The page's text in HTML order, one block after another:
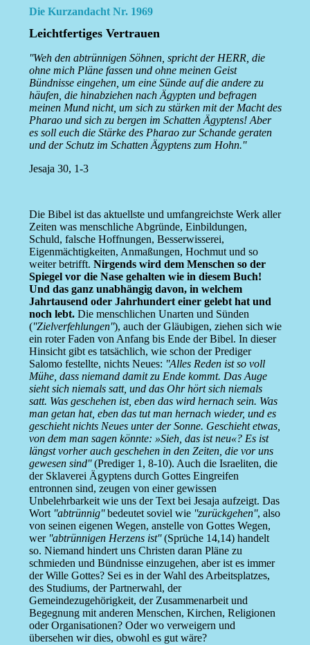
Die Kurzandacht Nr. 1969
Leichtfertiges Vertrauen
''Weh den abtrünnigen Söhnen, spricht der HERR, die
ohne mich Pläne fassen und ohne meinen Geist
Bündnisse eingehen, um eine Sünde auf die andere zu
häufen, die hinabziehen nach Ägypten und befragen
meinen Mund nicht, um sich zu stärken mit der Macht des
Pharao und sich zu bergen im Schatten Ägyptens! Aber
es soll euch die Stärke des Pharao zur Schande geraten
und der Schutz im Schatten Ägyptens zum Hohn.''
Jesaja 30, 1-3
Die Bibel ist das aktuellste und umfangreichste Werk aller
Zeiten was menschliche Abgründe, Einbildungen,
Schuld, falsche Hoffnungen, Besserwisserei,
Eigenmächtigkeiten, Anmaßungen, Hochmut und so
weiter betrifft. Nirgends wird dem Menschen so der
Spiegel vor die Nase gehalten wie in diesem Buch!
Und das ganz unabhängig davon, in welchem
Jahrtausend oder Jahrhundert einer gelebt hat und
noch lebt.Die menschlichen Unarten und Sünden
(''Zielverfehlungen''), auch der Gläubigen, ziehen sich wie
ein roter Faden von Anfang bis Ende der Bibel. In dieser
Hinsicht gibt es tatsächlich, wie schon der Prediger
Salomo festellte, nichts Neues: ''Alles Reden ist so voll
Mühe, dass niemand damit zu Ende kommt. Das Auge
sieht sich niemals satt, und das Ohr hört sich niemals
satt. Was geschehen ist, eben das wird hernach sein. Was
man getan hat, eben das tut man hernach wieder, und es
geschieht nichts Neues unter der Sonne. Geschieht etwas,
von dem man sagen könnte: »Sieh, das ist neu«? Es ist
längst vorher auch geschehen in den Zeiten, die vor uns
gewesen sind''(Prediger 1, 8-10). Auch die Israeliten, die
der Sklaverei Ägyptens durch Gottes Eingreifen
entronnen sind, zeugen von einer gewissen
Unbelehrbarkeit wie uns der Text bei Jesaja aufzeigt. Das
Wort ''abtrünnig''bedeutet soviel wie ''zurückgehen'', also
von seinen eigenen Wegen, anstelle von Gottes Wegen,
wer ''abtrünnigen Herzens ist''(Sprüche 14,14) handelt
so. Niemand hindert uns Christen daran Pläne zu
schmieden und Bündnisse einzugehen, aber ist es immer
der Wille Gottes? Sei es in der Wahl des Arbeitsplatzes,
des Studiums, der Partnerwahl, der
Gemeindezugehörigkeit, der Zusammenarbeit und
Begegnung mit anderen Menschen, Kirchen, Religionen
oder Organisationen? Oder wo verweigern und
übersehen wir dies, obwohl es gut wäre?